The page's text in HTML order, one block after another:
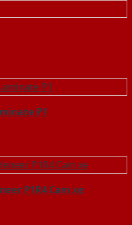
P1
P1R4 Cam xe